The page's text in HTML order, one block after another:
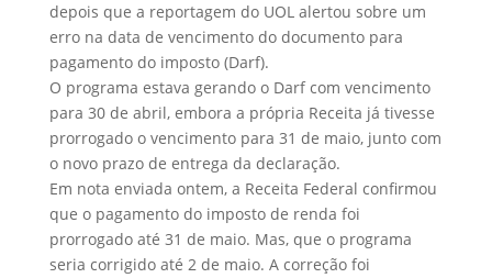
depois que a reportagem do UOL alertou sobre um
erro na data de vencimento do documento para
pagamento do imposto (Darf).
O programa estava gerando o Darf com vencimento
para 30 de abril, embora a própria Receita já tivesse
prorrogado o vencimento para 31 de maio, junto com
o novo prazo de entrega da declaração.
Em nota enviada ontem, a Receita Federal confirmou
que o pagamento do imposto de renda foi
prorrogado até 31 de maio. Mas, que o programa
seria corrigido até 2 de maio. A correção foi